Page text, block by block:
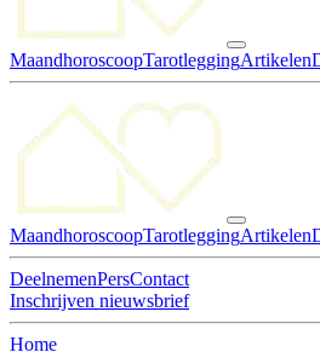
MaandhoroscoopTarotleggingArtikelen
MaandhoroscoopTarotleggingArtikelen
DeelnemenPersContact
Inschrijven nieuwsbrief
Home